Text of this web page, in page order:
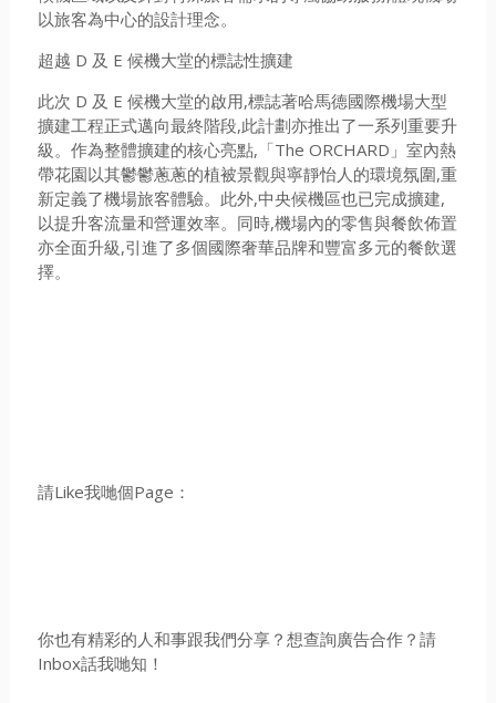
以旅客為中心的設計理念。
超越 D 及 E 候機大堂的標誌性擴建
此次 D 及 E 候機大堂的啟用,標誌著哈馬德國際機場大型
擴建工程正式邁向最終階段,此計劃亦推出了一系列重要升
級。作為整體擴建的核心亮點,「The ORCHARD」室內熱
帶花園以其鬱鬱蔥蔥的植被景觀與寧靜怡人的環境氛圍,重
新定義了機場旅客體驗。此外,中央候機區也已完成擴建,
以提升客流量和營運效率。同時,機場內的零售與餐飲佈置
亦全面升級,引進了多個國際奢華品牌和豐富多元的餐飲選
擇。
請Like我哋個Page：
你也有精彩的人和事跟我們分享？想查詢廣告合作？請
Inbox話我哋知！